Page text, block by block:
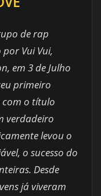
de rap
Vui Vui,
em 3 de Julho
primeiro
o título
verdadeiro
levou o
o sucesso do
Desde
já viveram